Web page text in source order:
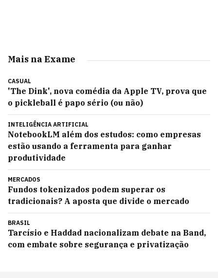
Mais na Exame
CASUAL
'The Dink', nova comédia da Apple TV, prova que
o pickleball é papo sério (ou não)
INTELIGÊNCIA ARTIFICIAL
NotebookLM além dos estudos: como empresas
estão usando a ferramenta para ganhar
produtividade
MERCADOS
Fundos tokenizados podem superar os
tradicionais? A aposta que divide o mercado
BRASIL
Tarcísio e Haddad nacionalizam debate na Band,
com embate sobre segurança e privatização